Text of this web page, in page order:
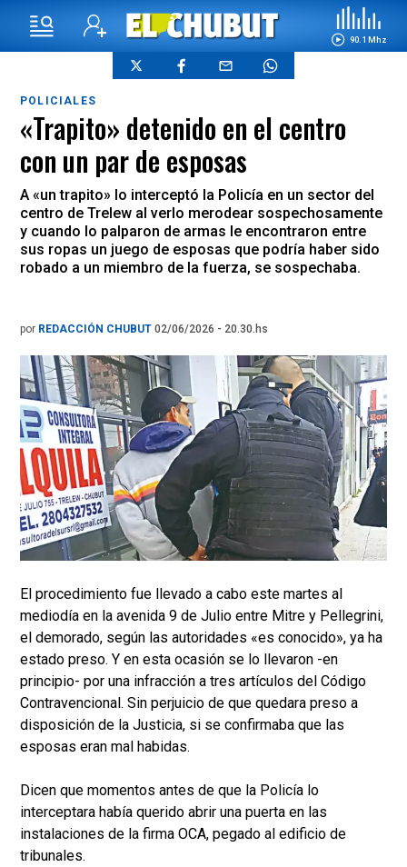
90.1 Mhz
POLICIALES
«Trapito» detenido en el centro
con un par de esposas
A «un trapito» lo interceptó la Policía en un sector del
centro de Trelew al verlo merodear sospechosamente
y cuando lo palparon de armas le encontraron entre
sus ropas un juego de esposas que podría haber sido
robado a un miembro de la fuerza, se sospechaba.
por REDACCIÓN CHUBUT 02/06/2026 - 20.30.hs
El procedimiento fue llevado a cabo este martes al
mediodía en la avenida 9 de Julio entre Mitre y Pellegrini,
el demorado, según las autoridades «es conocido», ya ha
estado preso. Y en esta ocasión se lo llevaron -en
principio- por una infracción a tres artículos del Código
Contravencional. Sin perjuicio de que quedara preso a
disposición de la Justicia, si se confirmaba que las
esposas eran mal habidas.
Dicen que momentos antes de que la Policía lo
interceptara había querido abrir una puerta en las
instalaciones de la firma OCA, pegado al edificio de
tribunales.